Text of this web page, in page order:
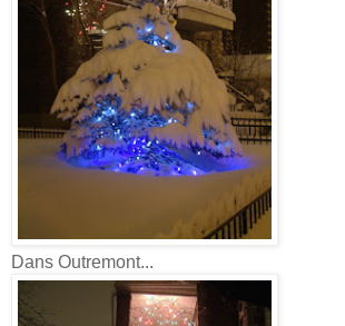
Dans Outremont...